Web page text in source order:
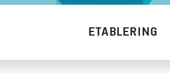
ETABLERING